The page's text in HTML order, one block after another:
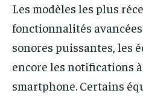
Les modèles les plus
fonctionnalités
sonores puissantes, les
encore les notifications
smartphone. Certains